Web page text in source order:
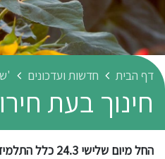
דף הבית חדשות ועדכונים
חינוך בעת
החל מיום שלישי